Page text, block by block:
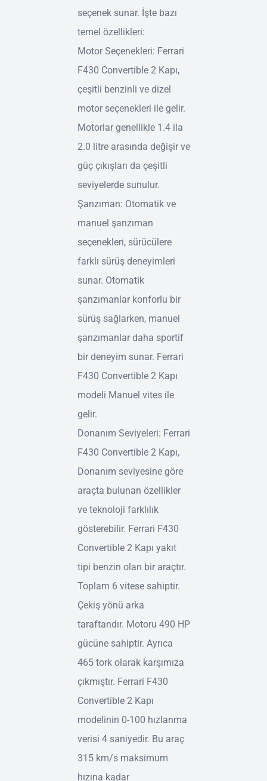
seçenek sunar. İşte bazı
temel özellikleri:
Motor Seçenekleri: Ferrari
F430 Convertible 2 Kapı,
çeşitli benzinli ve dizel
motor seçenekleri ile gelir.
Motorlar genellikle 1.4 ila
2.0 litre arasında değişir ve
güç çıkışları da çeşitli
seviyelerde sunulur.
Şanzıman: Otomatik ve
manuel şanzıman
seçenekleri, sürücülere
farklı sürüş deneyimleri
sunar. Otomatik
şanzımanlar konforlu bir
sürüş sağlarken, manuel
şanzımanlar daha sportif
bir deneyim sunar. Ferrari
F430 Convertible 2 Kapı
modeli Manuel vites ile
gelir.
Donanım Seviyeleri: Ferrari
F430 Convertible 2 Kapı,
Donanım seviyesine göre
araçta bulunan özellikler
ve teknoloji farklılık
gösterebilir. Ferrari F430
Convertible 2 Kapı yakıt
tipi benzin olan bir araçtır.
Toplam 6 vitese sahiptir.
Çekiş yönü arka
taraftandır. Motoru 490 HP
gücüne sahiptir. Ayrıca
465 tork olarak karşımıza
çıkmıştır. Ferrari F430
Convertible 2 Kapı
modelinin 0-100 hızlanma
verisi 4 saniyedir. Bu araç
315 km/s maksimum
hızına kadar